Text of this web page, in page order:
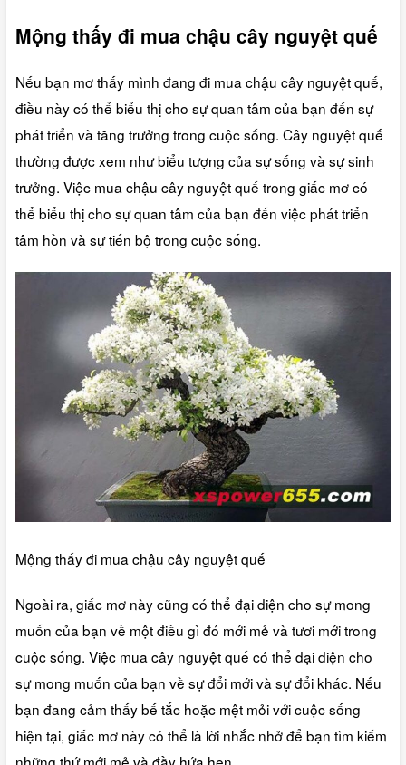
Mộng thấy đi mua chậu cây nguyệt quế
Nếu bạn mơ thấy mình đang đi mua chậu cây nguyệt quế,
điều này có thể biểu thị cho sự quan tâm của bạn đến sự
phát triển và tăng trưởng trong cuộc sống. Cây nguyệt quế
thường được xem như biểu tượng của sự sống và sự sinh
trưởng. Việc mua chậu cây nguyệt quế trong giấc mơ có
thể biểu thị cho sự quan tâm của bạn đến việc phát triển
tâm hồn và sự tiến bộ trong cuộc sống.
Mộng thấy đi mua chậu cây nguyệt quế
Ngoài ra, giấc mơ này cũng có thể đại diện cho sự mong
muốn của bạn về một điều gì đó mới mẻ và tươi mới trong
cuộc sống. Việc mua cây nguyệt quế có thể đại diện cho
sự mong muốn của bạn về sự đổi mới và sự đổi khác. Nếu
bạn đang cảm thấy bế tắc hoặc mệt mỏi với cuộc sống
hiện tại, giấc mơ này có thể là lời nhắc nhở để bạn tìm kiếm
những thứ mới mẻ và đầy hứa hẹn.